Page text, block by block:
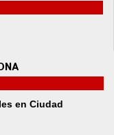
en Ciudad